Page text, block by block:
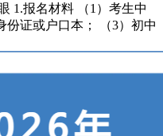
1.报名材料 （1）考生中
份证或户口本； （3）初中